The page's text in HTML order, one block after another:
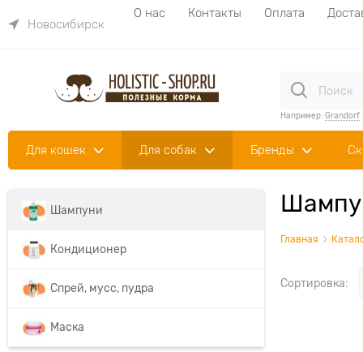
Новосибирск
О нас Контакты Оплата
Например: Grandorf
Для кошек Для собак Бренды
Шампуни
Кондиционер
Спрей, мусс, пудра
Маска
Главная
Сортировка: